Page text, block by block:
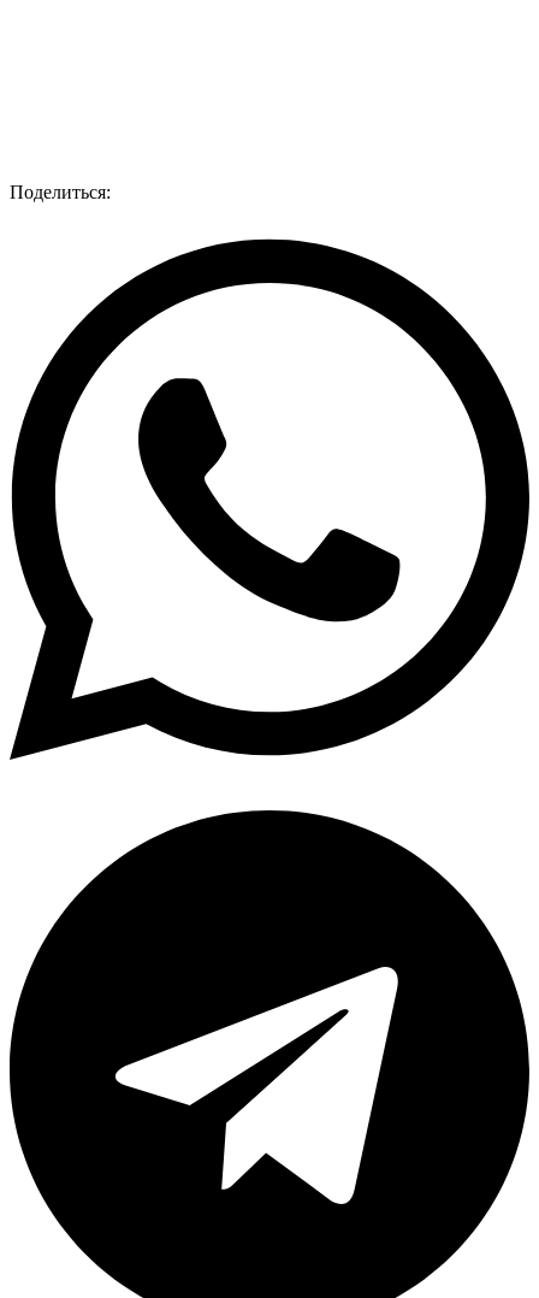
Поделиться: